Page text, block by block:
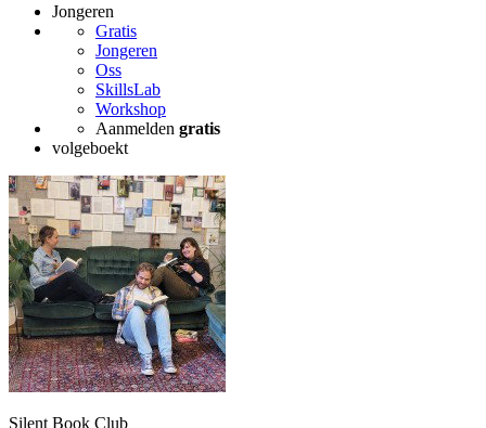
Jongeren
Gratis
Jongeren
Oss
SkillsLab
Workshop
Aanmelden gratis
volgeboekt
Silent Book Club